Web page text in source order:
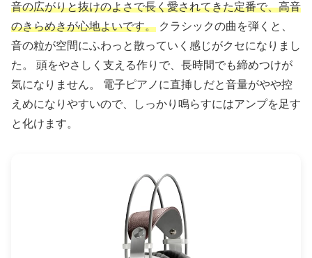
音の広がりと抜けのよさで長く愛されてきた定番で、高音
のきらめきが心地よいです。 クラシックの曲を弾くと、
音の粒が空間にふわっと散っていく感じがクセになりまし
た。 頭をやさしく支える作りで、長時間でも締めつけが
気になりません。 電子ピアノに直挿しだと音量がやや控
えめになりやすいので、しっかり鳴らすにはアンプを足す
と化けます。